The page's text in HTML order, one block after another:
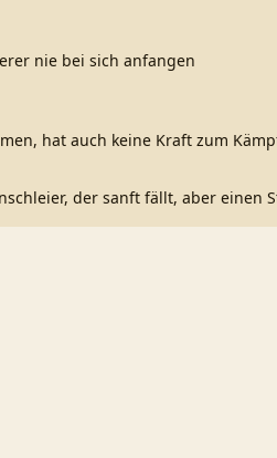
nie bei sich anfangen
hat auch keine Kraft zum
der sanft fällt, aber einen